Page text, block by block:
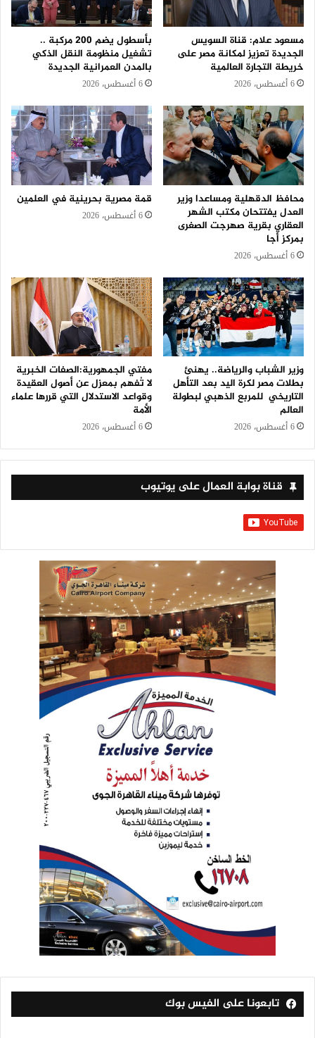
مسعود علام: قناة السويس
الجديدة تعزيز لمكانة مصر على
خريطة التجارة العالمية
6 أغسطس، 2026
بأسطول يضم 200 مركبة ..
تشغيل منظومة النقل الذكي
بالمدن العمرانية الجديدة
6 أغسطس، 2026
محافظ الدقهلية ومساعدا وزير
العدل يفتتحان مكتب الشهر
العقاري بقرية صهرجت الصغرى
بمركز أجا
6 أغسطس، 2026
قمة مصرية بحرينية في العلمين
6 أغسطس، 2026
وزير الشباب والرياضة.. يهنئ
بطلات مصر لكرة اليد بعد التأهل
التاريخي للمربع الذهبي لبطولة
العالم
6 أغسطس، 2026
مفتي الجمهورية:الصفات الخبرية
لا تُفهم بمعزل عن أصول العقيدة
وقواعد الاستدلال التي قررها علماء
الأمة
6 أغسطس، 2026
قناة بوابة العمال على يوتيوب
تابعونا على الفيس بوك